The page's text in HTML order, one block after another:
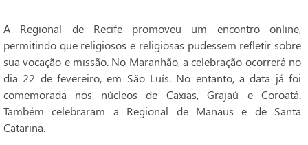
A Regional de Recife promoveu um encontro online,
permitindo que religiosos e religiosas pudessem refletir sobre
sua vocação e missão. No Maranhão, a celebração ocorrerá no
dia 22 de fevereiro, em São Luís. No entanto, a data já foi
comemorada nos núcleos de Caxias, Grajaú e Coroatá.
Também celebraram a Regional de Manaus e de Santa
Catarina.